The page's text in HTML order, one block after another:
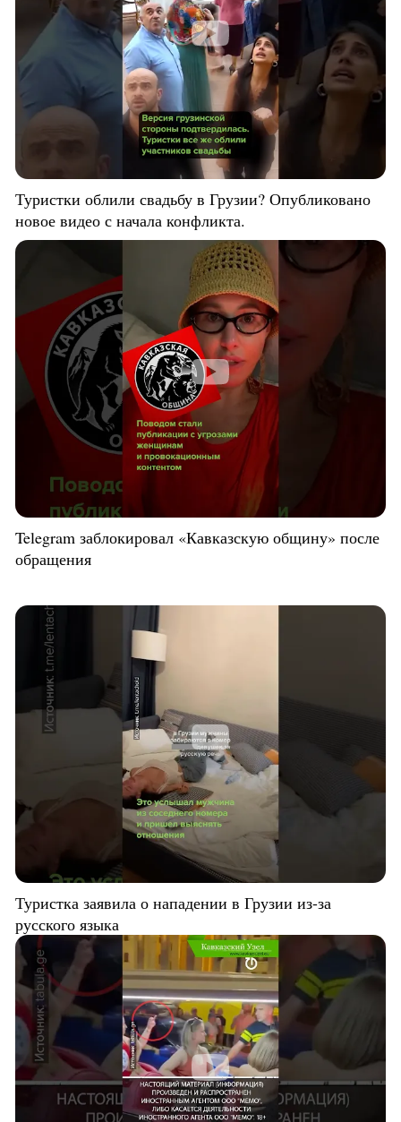
Туристки облили свадьбу в Грузии? Опубликовано
новое видео с начала конфликта.
Telegram заблокировал «Кавказскую общину» после
обращения
Туристка заявила о нападении в Грузии из-за
русского языка